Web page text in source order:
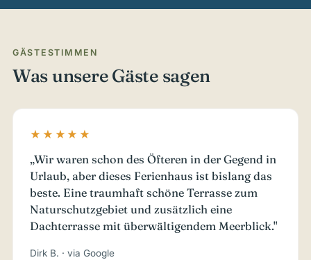
GÄSTESTIMMEN
Was unsere Gäste sagen
★★★★★
„Wir waren schon des Öfteren in der Gegend in
Urlaub, aber dieses Ferienhaus ist bislang das
beste. Eine traumhaft schöne Terrasse zum
Naturschutzgebiet und zusätzlich eine
Dachterrasse mit überwältigendem Meerblick."
Dirk B. · via Google